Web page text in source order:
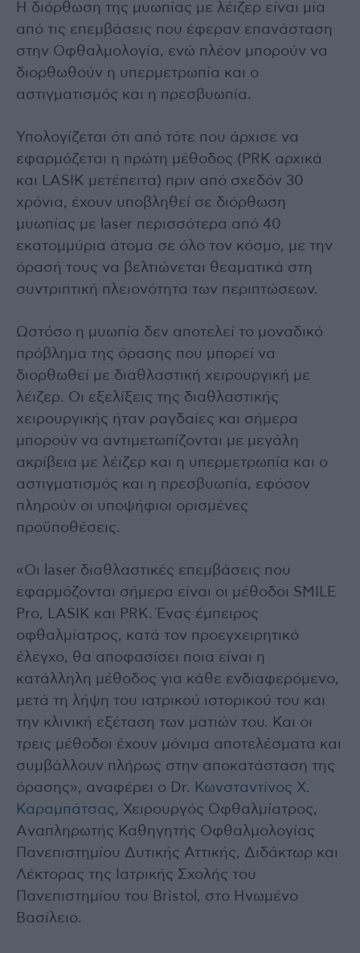
Η διόρθωση της μυωπίας με λέιζερ είναι μία
από τις επεμβάσεις που έφεραν επανάσταση
στην Οφθαλμολογία, ενώ πλέον μπορούν να
διορθωθούν η υπερμετρωπία και ο
αστιγματισμός και η πρεσβυωπία.
Υπολογίζεται ότι από τότε που άρχισε να
εφαρμόζεται η πρώτη μέθοδος (PRK αρχικά
και LASIK μετέπειτα) πριν από σχεδόν 30
χρόνια, έχουν υποβληθεί σε διόρθωση
μυωπίας με laser περισσότερα από 40
εκατομμύρια άτομα σε όλο τον κόσμο, με την
όρασή τους να βελτιώνεται θεαματικά στη
συντριπτική πλειονότητα των περιπτώσεων.
Ωστόσο η μυωπία δεν αποτελεί το μοναδικό
πρόβλημα της όρασης που μπορεί να
διορθωθεί με διαθλαστική χειρουργική με
λέιζερ. Οι εξελίξεις της διαθλαστικής
χειρουργικής ήταν ραγδαίες και σήμερα
μπορούν να αντιμετωπίζονται με μεγάλη
ακρίβεια με λέιζερ και η υπερμετρωπία και ο
αστιγματισμός και η πρεσβυωπία, εφόσον
πληρούν οι υποψήφιοι ορισμένες
προϋποθέσεις.
«Οι laser διαθλαστικές επεμβάσεις που
εφαρμόζονται σήμερα είναι οι μέθοδοι SMILE
Pro, LASIK και PRK. Ένας έμπειρος
οφθαλμίατρος, κατά τον προεγχειρητικό
έλεγχο, θα αποφασίσει ποια είναι η
κατάλληλη μέθοδος για κάθε ενδιαφερόμενο,
μετά τη λήψη του ιατρικού ιστορικού του και
την κλινική εξέταση των ματιών του. Και οι
τρεις μέθοδοι έχουν μόνιμα αποτελέσματα και
συμβάλλουν πλήρως στην αποκατάσταση της
όρασης», αναφέρει ο Dr. Κωνσταντίνος X.
Καραμπάτσας, Χειρουργός Οφθαλμίατρος,
Aναπληρωτής Καθηγητής Οφθαλμολογίας
Πανεπιστημίου Δυτικής Αττικής, Διδάκτωρ και
Λέκτορας της Ιατρικής Σχολής του
Πανεπιστημίου του Bristol, στο Ηνωμένο
Βασίλειο.